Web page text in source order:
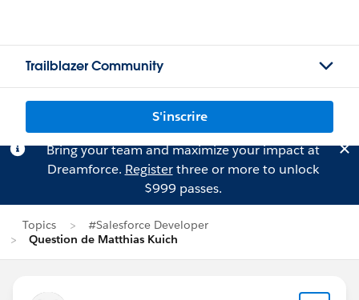
Trailblazer Community
S'inscrire
Bring your team and maximize your impact at
Dreamforce. Registerthree or more to unlock
$999 passes.
Topics
#Salesforce Developer
Question de Matthias Kuich